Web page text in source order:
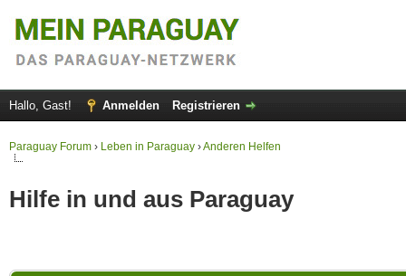
Hallo, Gast! Anmelden Registrieren
Paraguay Forum › Leben in Paraguay ›Anderen Helfen
Hilfe in und aus Paraguay